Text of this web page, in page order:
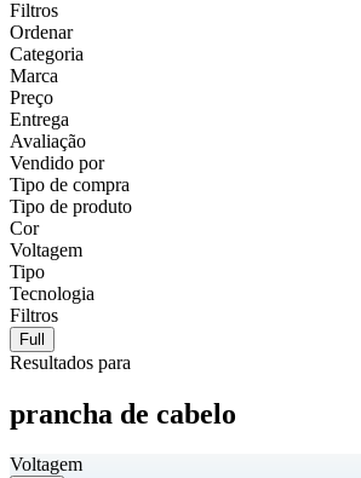
Filtros
Ordenar
Categoria
Marca
Preço
Entrega
Avaliação
Vendido por
Tipo de compra
Tipo de produto
Cor
Voltagem
Tipo
Tecnologia
Filtros
Full
Resultados para
prancha de cabelo
Voltagem